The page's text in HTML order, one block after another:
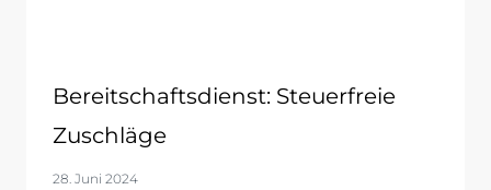
Bereitschaftsdienst: Steuerfreie
Zuschläge
28. Juni 2024